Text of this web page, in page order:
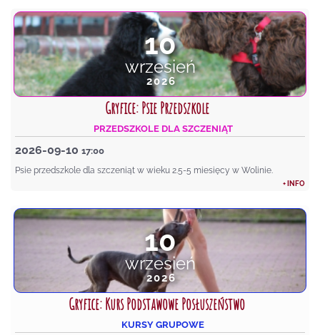
10
wrzesień
2026
Gryfice: Psie Przedszkole
PRZEDSZKOLE DLA SZCZENIĄT
2026-09-10 17:00
Psie przedszkole dla szczeniąt w wieku 2.5-5 miesięcy w Wolinie.
+ INFO
10
wrzesień
2026
Gryfice: Kurs Podstawowe Posłuszeństwo
KURSY GRUPOWE